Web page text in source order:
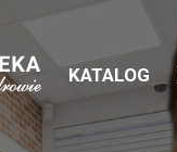
KATALOG